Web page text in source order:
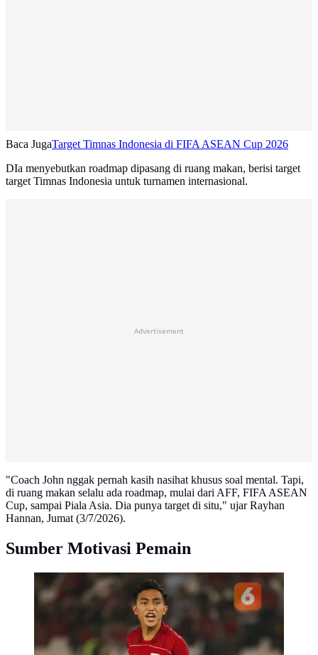
Baca JugaTarget Timnas Indonesia di FIFA ASEAN Cup 2026
DIa menyebutkan roadmap dipasang di ruang makan, berisi target
target Timnas Indonesia untuk turnamen internasional.
Advertisement
"Coach John nggak pernah kasih nasihat khusus soal mental. Tapi,
di ruang makan selalu ada roadmap, mulai dari AFF, FIFA ASEAN
Cup, sampai Piala Asia. Dia punya target di situ," ujar Rayhan
Hannan, Jumat (3/7/2026).
Sumber Motivasi Pemain
Selebrasi Rayhan Hanan usai berhasil mengeksekusi
tendangan pinalti melawan Thailand pada babak
semifinal Piala AFF U-23 di Stadion Utama Gelora
Bung Karno, Jakarta, Jumat (25/7/2025).
(Bola.com/Abdul Aziz)